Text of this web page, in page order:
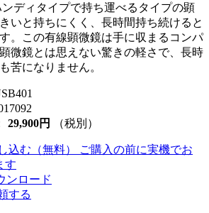
ディタイプで持ち運べるタイプの顕
いと持ちにくく、長時間持ち続けると
。この有線顕微鏡は手に収まるコンパ
微鏡とは思えない驚きの軽さで、長時
苦になりません。
29,900円 （税別）
込む（無料）
ご購入の前に実機でお
す
ンロード
する